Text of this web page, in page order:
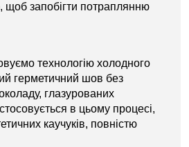
щоб запобігти потраплянню
технологію холодного
герметичний шов без
глазурованих
в цьому процесі,
каучуків, повністю